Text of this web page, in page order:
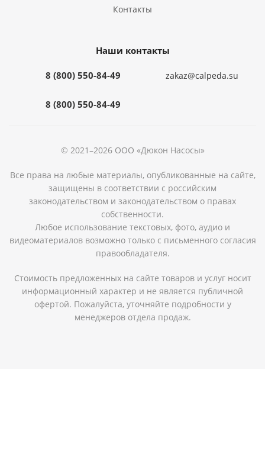
Контакты
Наши контакты
8 (800) 550-84-49
8 (800) 550-84-49
zakaz@calpeda.su
© 2021–2026 ООО «Дюкон Насосы»
Все права на любые материалы, опубликованные на сайте,
защищены в соответствии с российским
законодательством и законодательством о правах
собственности.
Любое использование текстовых, фото, аудио и
видеоматериалов возможно только с письменного согласия
правообладателя.
Стоимость предложенных на сайте товаров и услуг носит
информационный характер и не является публичной
офертой. Пожалуйста, уточняйте подробности у
менеджеров отдела продаж.